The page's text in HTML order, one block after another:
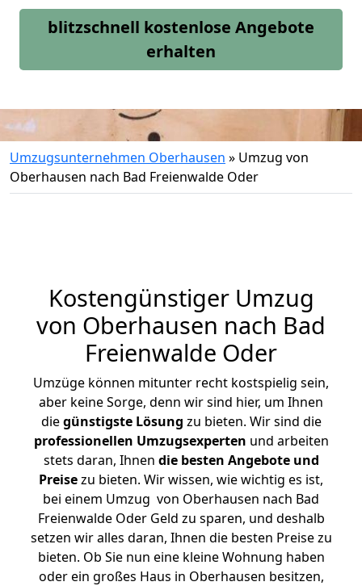
blitzschnell kostenlose Angebote
erhalten
Umzugsunternehmen Oberhausen » Umzug von
Oberhausen nach Bad Freienwalde Oder
Kostengünstiger Umzug
von Oberhausen nach Bad
Freienwalde Oder
Umzüge können mitunter recht kostspielig sein,
aber keine Sorge, denn wir sind hier, um Ihnen
diegünstigste Lösung zu bieten. Wir sind die
professionellen Umzugsexperten und arbeiten
stets daran, Ihnen die besten Angebote und
Preisezu bieten. Wir wissen, wie wichtig es ist,
bei einem Umzug von Oberhausen nach Bad
Freienwalde Oder Geld zu sparen, und deshalb
setzen wir alles daran, Ihnen die besten Preise zu
bieten. Ob Sie nun eine kleine Wohnung haben
oder ein großes Haus in Oberhausen besitzen,